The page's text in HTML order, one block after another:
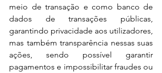
meio de transação e como banco de
dados de transações públicas,
garantindo privacidade aos utilizadores,
mas também transparência nessas suas
ações, sendo possível garantir
pagamentos e impossibilitar fraudes ou